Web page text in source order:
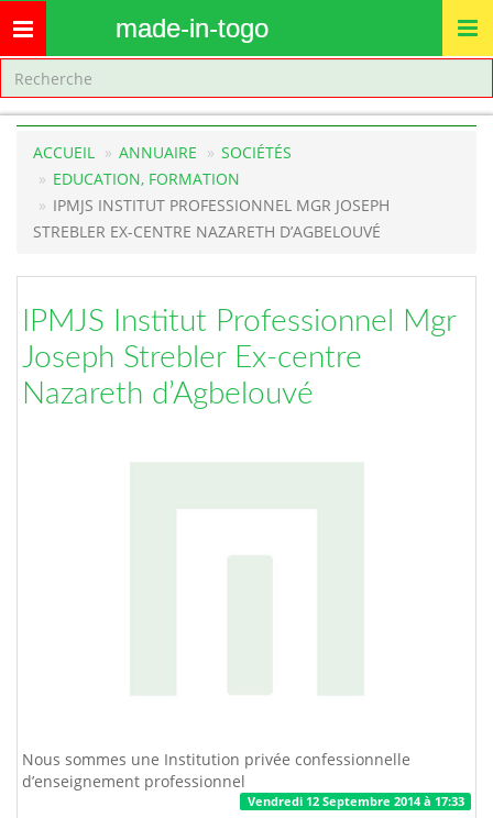
Toggle
navigation
made-in-togo
ACCUEIL ANNUAIRE
SOCIÉTÉS
EDUCATION, FORMATION
IPMJS INSTITUT PROFESSIONNEL MGR JOSEPH
STREBLER EX-CENTRE NAZARETH D’AGBELOUVÉ
IPMJS Institut Professionnel Mgr
Joseph Strebler Ex-centre
Nazareth d’Agbelouvé
Nous sommes une Institution privée confessionnelle
d’enseignement professionnel
Vendredi 12 Septembre 2014 à 17:33